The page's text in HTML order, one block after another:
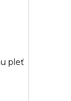
pleť